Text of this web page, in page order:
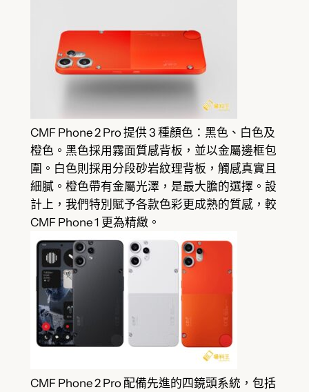
CMF Phone 2 Pro 提供 3 種顏色：黑色、白色及
橙色。黑色採用霧面質感背板，並以金屬邊框包
圍。白色則採用分段砂岩紋理背板，觸感真實且
細膩。橙色帶有金屬光澤，是最大膽的選擇。設
計上，我們特別賦予各款色彩更成熟的質感，較
CMF Phone 1 更為精緻。
CMF Phone 2 Pro 配備先進的四鏡頭系統，包括